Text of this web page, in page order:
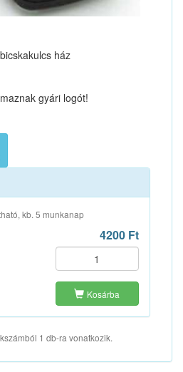
ház
gyári logót!
kb. 5 munkanap
4200 Ft
Kosárba
1 db-ra vonatkozik.